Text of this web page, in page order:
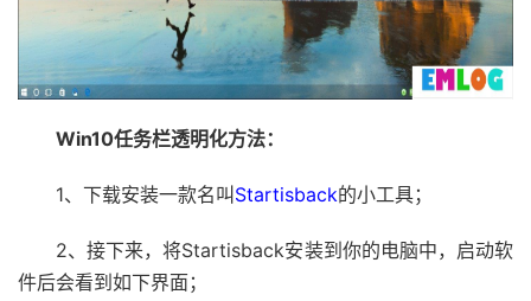
Win10任务栏透明化方法：
1、下载安装一款名叫 Startisback的小工具；
2、接下来，将Startisback安装到你的电脑中，启动软
件后会看到如下界面；